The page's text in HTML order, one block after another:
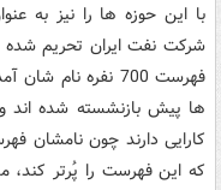
با این حوزه ها را نیز به
شرکت نفت ایران تحریم شده
فهرست 700 نفره
ها پیش بازنشسته شده اند و
کارایی دارند چون نامشان
که این فهرست را پُرتر